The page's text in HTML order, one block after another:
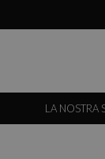
LA NOSTRA